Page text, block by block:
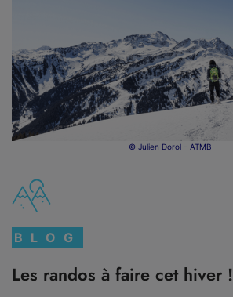
© Julien Dorol – ATMB
BLOG
Les randos à faire cet hiver !